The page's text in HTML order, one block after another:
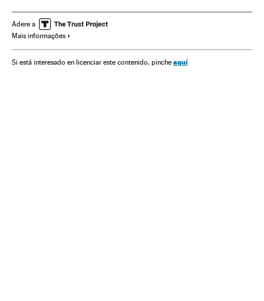
América do Norte Força segurança
Guarda Costeira
Bombeiros Pessoas desaparecidas Califórnia
Adere a
Mais informações
Si está interesado en licenciar este contenido, pinche aquí